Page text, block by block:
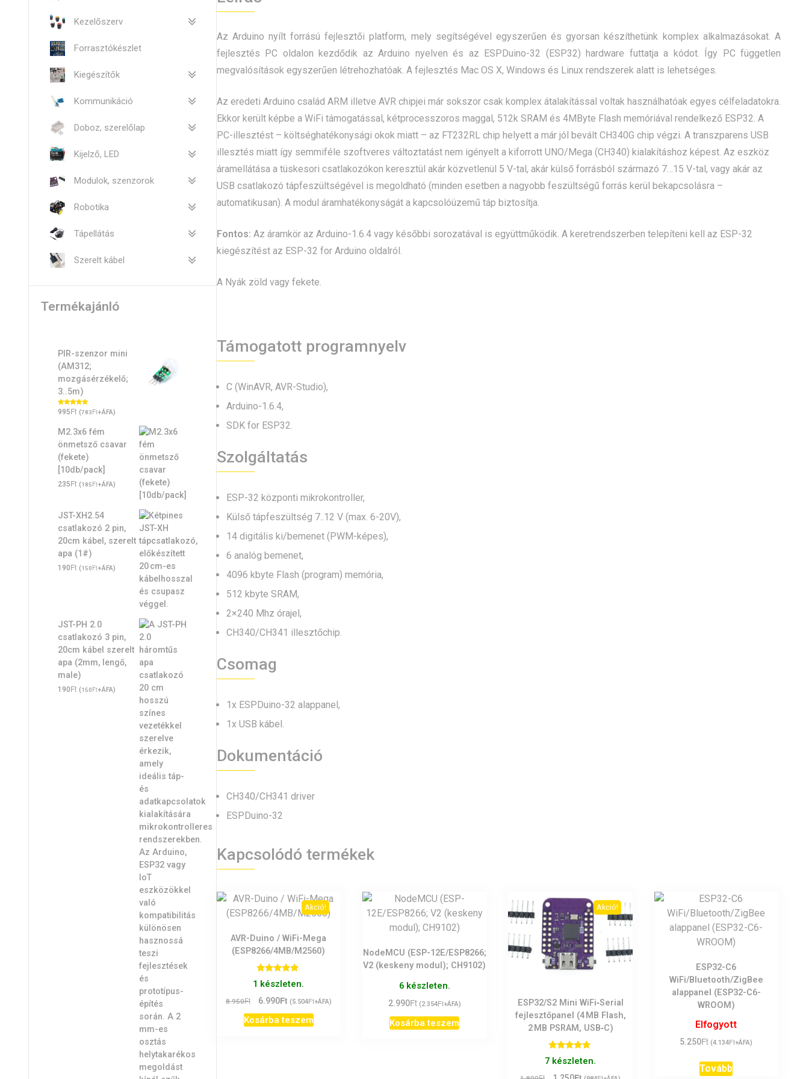
Az Arduino nyílt forrású fejlesztői platform, mely segítségével egyszerűen és gyorsan készíthetünk komplex alkalmazásokat. A
fejlesztés PC oldalon kezdődik az Arduino nyelven és az ESPDuino-32 (ESP32) hardware futtatja a kódot. Így PC független
megvalósítások egyszerűen létrehozhatóak. A fejlesztés Mac OS X, Windows és Linux rendszerek alatt is lehetséges.
Az eredeti Arduino család ARM illetve AVR chipjei már sokszor csak komplex átalakítással voltak használhatóak egyes célfeladatokra.
Ekkor került képbe a WiFi támogatással, kétprocesszoros maggal, 512k SRAM és 4MByte Flash memóriával rendelkező ESP32. A
PC-illesztést – költséghatékonysági okok miatt – az FT232RL chip helyett a már jól bevált CH340G chip végzi. A transzparens USB
illesztés miatt így semmiféle szoftveres változtatást nem igényelt a kiforrott UNO/Mega (CH340) kialakításhoz képest. Az eszköz
áramellátása a tüskesori csatlakozókon keresztül akár közvetlenül 5 V-tal, akár külső forrásból származó 7…15 V-tal, vagy akár az
USB csatlakozó tápfeszültségével is megoldható (minden esetben a nagyobb feszültségű forrás kerül bekapcsolásra –
automatikusan). A modul áramhatékonyságát a kapcsolóüzemű táp biztosítja.
Fontos: Az áramkör az Arduino-1.6.4 vagy későbbi sorozatával is együttműködik. A keretrendszerben telepíteni kell az ESP-32
kiegészítést az ESP-32 for Arduino oldalról.
A Nyák zöld vagy fekete.
Támogatott programnyelv
C (WinAVR, AVR-Studio),
Arduino-1.6.4,
SDK for ESP32.
Szolgáltatás
ESP-32 központi mikrokontroller,
Külső tápfeszültség 7..12 V (max. 6-20V),
14 digitális ki/bemenet (PWM-képes),
6 analóg bemenet,
4096 kbyte Flash (program) memória,
512 kbyte SRAM,
2×240 Mhz órajel,
CH340/CH341 illesztőchip.
Csomag
1x ESPDuino-32 alappanel,
1x USB kábel.
Dokumentáció
CH340/CH341 driver
ESPDuino-32
Kapcsolódó termékek
Akció!
AVR-Duino / WiFi-Mega
(ESP8266/4MB/M2560)
Értékelés:
5.00
1 készleten.
8.950Ft
Original
price
was:
6.990FtCurrent
price
is:
(5.504Ft+ÁFA)
Kosárba teszem
NodeMCU (ESP-12E/ESP8266;
V2 (keskeny modul); CH9102)
6 készleten.
2.990Ft (2.354Ft+ÁFA)
Kosárba teszem
Akció!
ESP32/S2 Mini WiFi‑Serial
fejlesztőpanel (4 MB Flash,
2 MB PSRAM, USB‑C)
Értékelés:
5.00
/ 5
7 készleten.
ESP32-C6
WiFi/Bluetooth/ZigBee
alappanel (ESP32-C6-
WROOM)
Elfogyott
5.250Ft (4.134Ft+ÁFA)
Tovább
Kezelőszerv
Forrasztókészlet
Kiegészítők
Kommunikáció
Doboz, szerelőlap
Kijelző, LED
Modulok, szenzorok
Robotika
Tápellátás
Szerelt kábel
Termékajánló
PIR-szenzor mini
(AM312;
mozgásérzékelő;
3..5m)
Értékelés:
5.00/ 5
995Ft (783Ft+ÁFA)
M2.3x6 fém
önmetsző csavar
(fekete)
[10db/pack]
235Ft (185Ft+ÁFA)
JST-XH2.54
csatlakozó 2 pin,
20cm kábel, szerelt
apa (1#)
190Ft (150Ft+ÁFA)
JST-PH 2.0
csatlakozó 3 pin,
20cm kábel szerelt
apa (2mm, lengő,
male)
190Ft (150Ft+ÁFA)